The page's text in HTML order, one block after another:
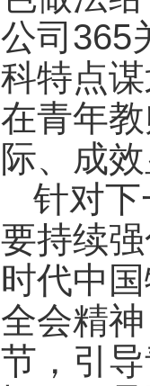
公司365
科特点
在青年
际、成
针对
要持续
时代中
全会精
节，引